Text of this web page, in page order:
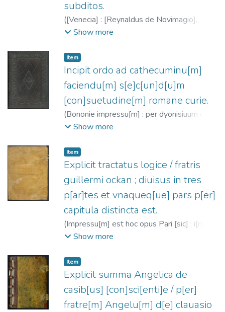
subditos.
([Venecia] : [Reynaldus de Novimagio],
1486/1488)Dandolo, Fantino, 1379-
1496
Show more
Item
Incipit ordo ad cathecuminu[m]
faciendu[m] s[e]c[un]d[u]m
[con]suetudine[m] romane curie.
(Bononie impressu[m] : per dyonisiuum de
Odis,1487-03-20
Show more
Item
Explicit tractatus logice / fratris
guillermi ockan ; diuisus in tres
p[ar]tes et vnaqueq[ue] pars p[er]
capitula distincta est.
(Impressu[m] est hoc opus Pari [sic] : i[n]
vico clauso brunelli [Iohannes Higman],
1349
Show more
Item
Explicit summa Angelica de
casib[us] [con]sci[enti]e / p[er]
fratre[m] Angelu[m] d[e] clauasio